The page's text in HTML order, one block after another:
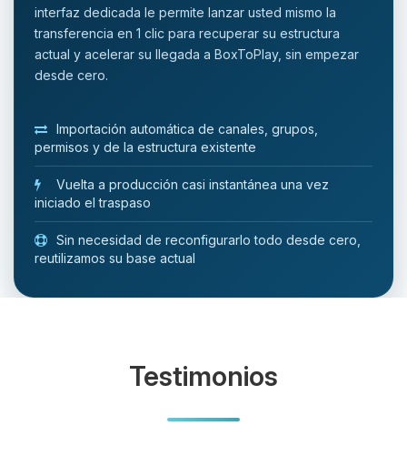
interfaz dedicada le permite lanzar usted mismo la
transferencia en 1 clic para recuperar su estructura
actual y acelerar su llegada a BoxToPlay, sin empezar
desde cero.
Importación automática de canales, grupos,
permisos y de la estructura existente
Vuelta a producción casi instantánea una vez
iniciado el traspaso
Sin necesidad de reconfigurarlo todo desde cero,
reutilizamos su base actual
Testimonios